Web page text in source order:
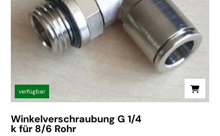
verfügbar
Winkelverschraubung G 1/4
k für 8/6 Rohr